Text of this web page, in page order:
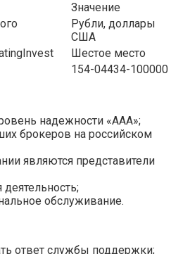
Значение
Рубли, доллары
США
Шестое место
154-04434-100000
надежности «ААА»;
брокеров на российском
являются представители
обслуживание.
ответ службы поддержки;